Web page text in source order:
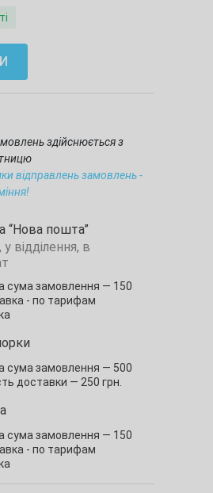
здійснюється з
відправлень замовлень -
“Нова пошта”
у відділення, в
сума замовлення — 150
- по тарифам
сума замовлення — 500
доставки — 250 грн.
сума замовлення — 150
- по тарифам